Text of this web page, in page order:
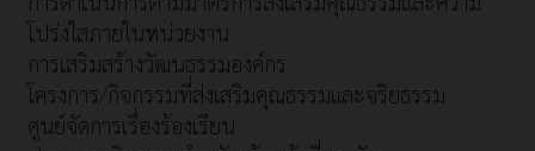
โปร่งใสภายในหน่วยงาน
การเสริมสร้างวัฒนธรรมองค์กร
โครงการ/กิจกรรมที่ส่งเสริมคุณธรรมและจริยธรรม
ศูนย์จัดการเรื่องร้องเรียน